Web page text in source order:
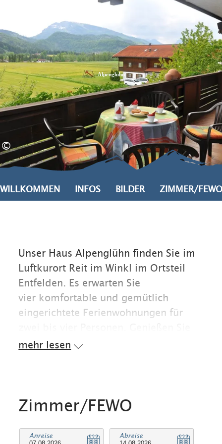
Zum
Zur
Zum
©
Alpenglühn
WILLKOMMEN INFOS BILDER ZIMMER/FEWO
Unser Haus Alpenglühn finden Sie im
Luftkurort Reit im Winkl im Ortsteil
Entfelden. Es erwarten Sie
vier komfortable und gemütlich
eingerichtete Ferienwohnungen für
den traumhaften
Sonnentage auf dem großen Balkon
oder im Garten.
Urlaub in unserem kinderfreundlichen
mehr lesen
Zimmer/FEWO
Anreise Abreise